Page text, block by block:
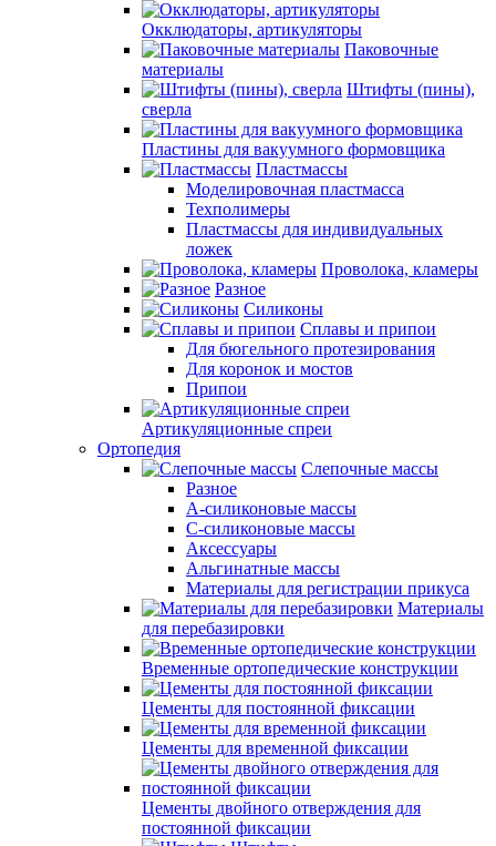
Окклюдаторы, артикуляторы
Паковочные
материалы
Штифты (пины),
сверла
Пластины для вакуумного формовщика
Пластмассы
Моделировочная пластмасса
Техполимеры
Пластмассы для индивидуальных
ложек
Проволока, кламеры
Разное
Силиконы
Сплавы и припои
Для бюгельного протезирования
Для коронок и мостов
Припои
Артикуляционные спреи
Ортопедия
Слепочные массы
Разное
А-силиконовые массы
С-силиконовые массы
Аксессуары
Альгинатные массы
Материалы для регистрации прикуса
Материалы
для перебазировки
Временные ортопедические конструкции
Цементы для постоянной фиксации
Цементы для временной фиксации
Цементы двойного отверждения для
постоянной фиксации